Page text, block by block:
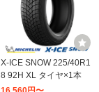
X-ICE SNOW 225/40R1
8 92H XL タイヤ×1本